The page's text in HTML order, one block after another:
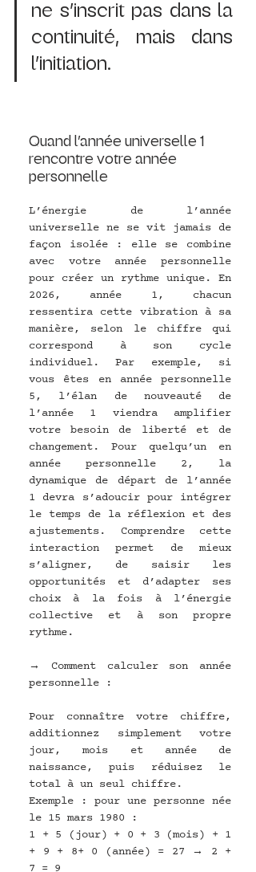
ne s’inscrit pas dans la
continuité, mais dans
l’initiation.
Quand l’année universelle 1
rencontre votre année
personnelle
L’énergie de l’année
universelle ne se vit jamais de
façon isolée : elle se combine
avec votre année personnelle
pour créer un rythme unique. En
2026, année 1, chacun
ressentira cette vibration à sa
manière, selon le chiffre qui
correspond à son cycle
individuel. Par exemple, si
vous êtes en année personnelle
5, l’élan de nouveauté de
l’année 1 viendra amplifier
votre besoin de liberté et de
changement. Pour quelqu’un en
année personnelle 2, la
dynamique de départ de l’année
1 devra s’adoucir pour intégrer
le temps de la réflexion et des
ajustements. Comprendre cette
interaction permet de mieux
s’aligner, de saisir les
opportunités et d’adapter ses
choix à la fois à l’énergie
collective et à son propre
rythme.
→ Comment calculer son année
personnelle :
Pour connaître votre chiffre,
additionnez simplement votre
jour, mois et année de
naissance, puis réduisez le
total à un seul chiffre.
Exemple : pour une personne née
le 15 mars 1980 :
1 + 5 (jour) + 0 + 3 (mois) + 1
+ 9 + 8+ 0 (année) = 27 → 2 +
7 = 9